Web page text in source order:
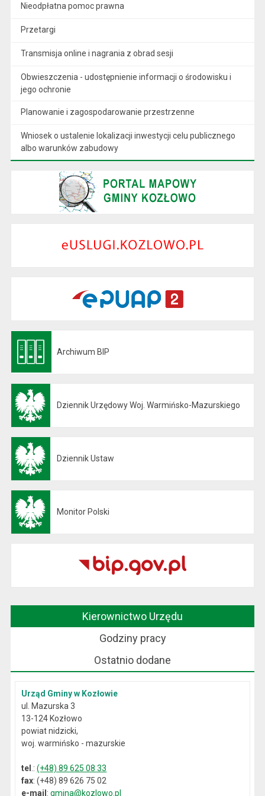
Nieodpłatna pomoc prawna
Przetargi
Transmisja online i nagrania z obrad sesji
Obwieszczenia - udostępnienie informacji o środowisku i
jego ochronie
Planowanie i zagospodarowanie przestrzenne
Wniosek o ustalenie lokalizacji inwestycji celu publicznego
albo warunków zabudowy
Archiwum BIP
Dziennik Urzędowy Woj. Warmińsko-Mazurskiego
Dziennik Ustaw
Monitor Polski
Kierownictwo Urzędu
Godziny pracy
Ostatnio dodane
Urząd Gminy w Kozłowie
ul. Mazurska 3
13-124 Kozłowo
powiat nidzicki,
woj. warmińsko - mazurskie
tel .:(+48) 89 625 08 33
fax: (+48) 89 626 75 02
e-mail:gmina@kozlowo.pl